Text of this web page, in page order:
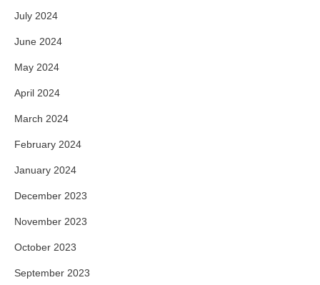
July 2024
June 2024
May 2024
April 2024
March 2024
February 2024
January 2024
December 2023
November 2023
October 2023
September 2023